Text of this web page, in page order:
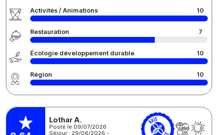
Activités / Animations 10
Restauration 7
Écologie développement durable 10
Région 10
Lothar A.
Posté le 09/07/2026
Séjour : 29/06/2026 -